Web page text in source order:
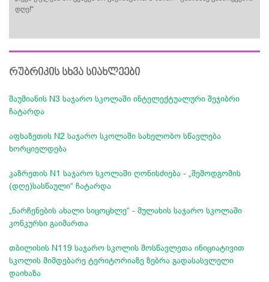
დღე!“
რუბრიკის სხვა სიახლეები
შაუმიანის N3 საჯარო სკოლაში ინტელექტუალური შეჯიბრი
ჩატარდა
აფხაზეთის N2 საჯარო სკოლაში სახელობო სწავლება
ხორციელდება
კაზრეთის N1 საჯარო სკოლაში ღონისძიება - „შემოდგომის
(დღე)სასწაული“ ჩატარდა
„ნარჩენების ახალი სიცოცხლე“ - მულახის საჯარო სკოლაში
კონკურსი გაიმართა
თბილისის N119 საჯარო სკოლის მოსწავლეთა ინიციატივით
სკოლის მიმდებარე ტერიტორიაზე ზებრა გადასასვლელი
დაიხაზა